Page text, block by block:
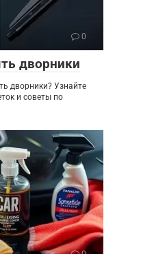
0
дворники
дворники? Узнайте
и советы по